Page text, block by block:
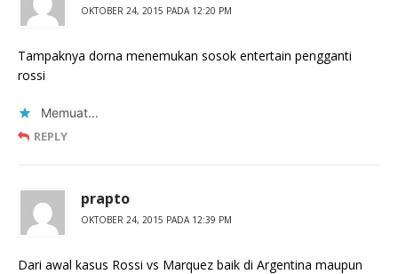
OKTOBER 24, 2015 PADA 12:20 PM
Tampaknya dorna menemukan sosok entertain pengganti
rossi
Memuat...
REPLY
prapto
OKTOBER 24, 2015 PADA 12:39 PM
Dari awal kasus Rossi vs Marquez baik di Argentina maupun